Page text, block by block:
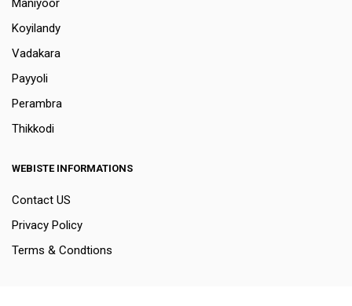
Maniyoor
Koyilandy
Vadakara
Payyoli
Perambra
Thikkodi
WEBISTE INFORMATIONS
Contact US
Privacy Policy
Terms & Condtions